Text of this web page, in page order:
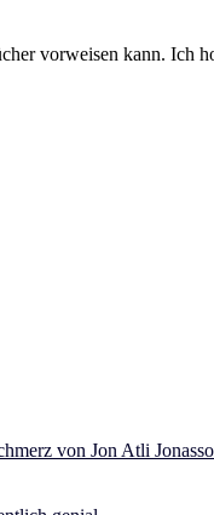
vorweisen kann.
von Jon Atli